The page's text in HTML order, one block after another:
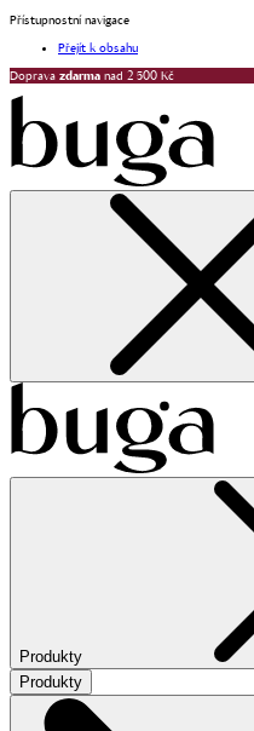
Přístupnostní navigace
Přejít k obsahu
Doprava zdarma nad 2 500 Kč
Produkty
Produkty